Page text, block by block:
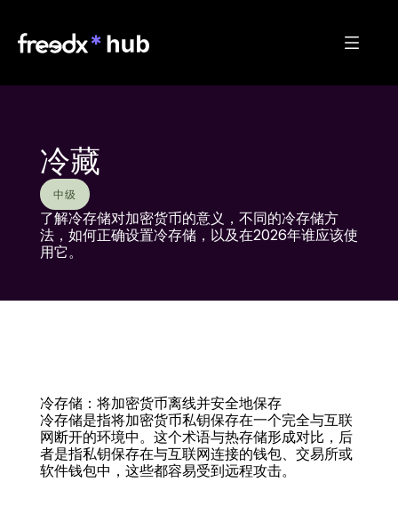
冷藏
中级
了解冷存储对加密货币的意义，不同的冷存储方
法，如何正确设置冷存储，以及在2026年谁应该使
用它。
冷存储：将加密货币离线并安全地保存
冷存储是指将加密货币私钥保存在一个完全与互联
网断开的环境中。这个术语与热存储形成对比，后
者是指私钥保存在与互联网连接的钱包、交易所或
软件钱包中，这些都容易受到远程攻击。